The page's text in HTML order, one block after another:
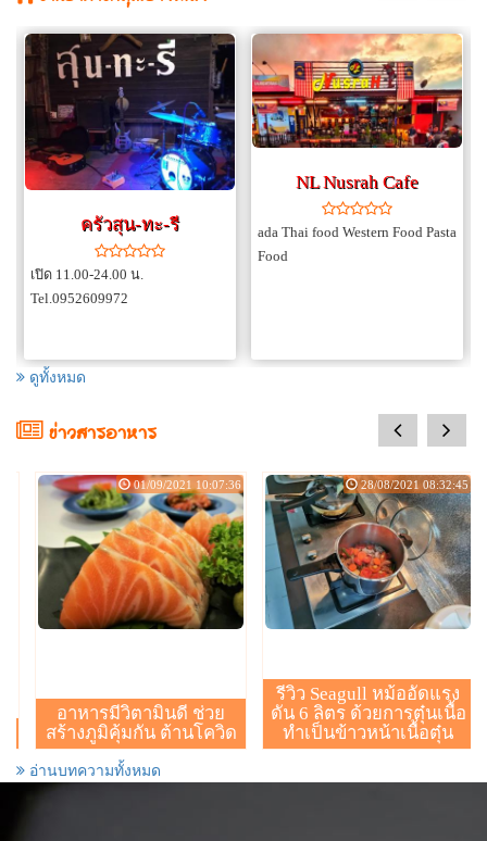
ครัวสุน-ทะ-รี
เปิด 11.00-24.00 น.
Tel.0952609972
NL Nusrah Cafe
ada Thai food Western Food Pasta
Food
ดูทั้งหมด
ข่าวสารอาหาร
อาหารมีวิตามินดี ช่วย
สร้างภูมิคุ้มกัน ต้านโควิด
01/09/2021 10:07:36
รีวิว Seagull หม้ออัดแรง
ดัน 6 ลิตร ด้วยการตุ๋นเนื้อ
ทำเป็นข้าวหน้าเนื้อตุ๋น
28/08/2021 08:32:45
prev next
อ่านบทความทั้งหมด